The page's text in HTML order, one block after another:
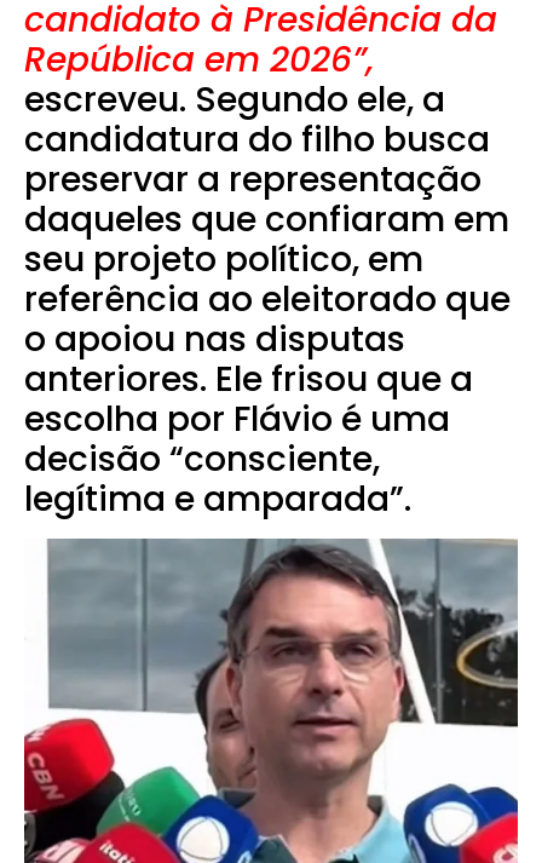
candidato à Presidência da
República em 2026”,
escreveu. Segundo ele, a
candidatura do filho busca
preservar a representação
daqueles que confiaram em
seu projeto político, em
referência ao eleitorado que
o apoiou nas disputas
anteriores. Ele frisou que a
escolha por Flávio é uma
decisão “consciente,
legítima e amparada”.